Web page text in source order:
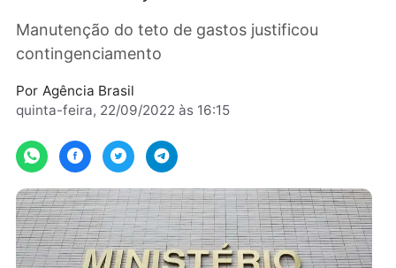
Manutenção do teto de gastos justificou
contingenciamento
Por
Agência Brasil
quinta-feira, 22/09/2022 às 16:15